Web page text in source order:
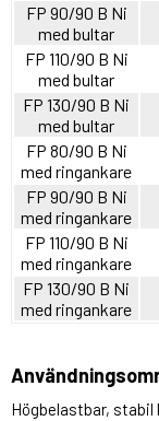
FP 90/90 B Ni
med bultar
FP 110/90 B Ni
med bultar
FP 130/90 B Ni
med bultar
FP 80/90 B Ni
med ringankare
FP 90/90 B Ni
med ringankare
FP 110/90 B Ni
med ringankare
FP 130/90 B Ni
med ringankare
Högbelastbar,